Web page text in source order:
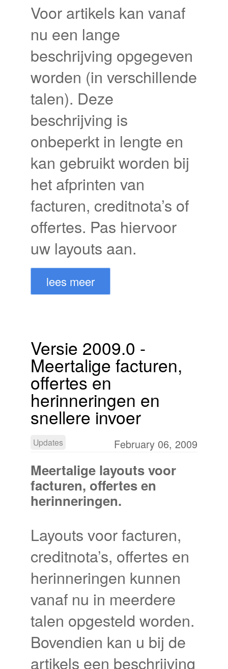
Voor artikels kan vanaf
nu een lange
beschrijving opgegeven
worden (in verschillende
talen). Deze
beschrijving is
onbeperkt in lengte en
kan gebruikt worden bij
het afprinten van
facturen, creditnota’s of
offertes. Pas hiervoor
uw layouts aan.
lees meer
Versie 2009.0 -
Meertalige facturen,
offertes en
herinneringen en
snellere invoer
Updates February 06, 2009
Meertalige layouts voor
facturen, offertes en
herinneringen.
Layouts voor facturen,
creditnota’s, offertes en
herinneringen kunnen
vanaf nu in meerdere
talen opgesteld worden.
Bovendien kan u bij de
artikels een beschrijving